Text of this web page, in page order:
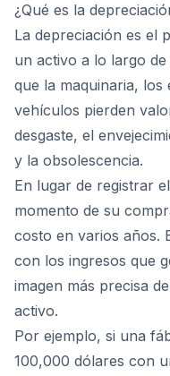
¿Qué es la
La depreciación es el
un activo a lo largo
que la maquinaria, los
vehículos pierden
desgaste, el
y la obsolescencia.
En lugar de registrar
momento de su
costo en varios años.
con los ingresos que
imagen más precisa
activo.
Por ejemplo, si una
100,000 dólares con